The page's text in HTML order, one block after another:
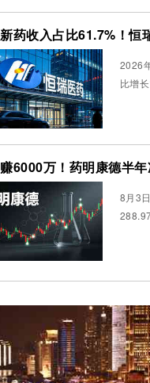
药收入占比61.7%！恒
2026
比增
6000万！药明康德半
8月3